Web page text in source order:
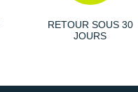
RETOUR SOUS 30
JOURS